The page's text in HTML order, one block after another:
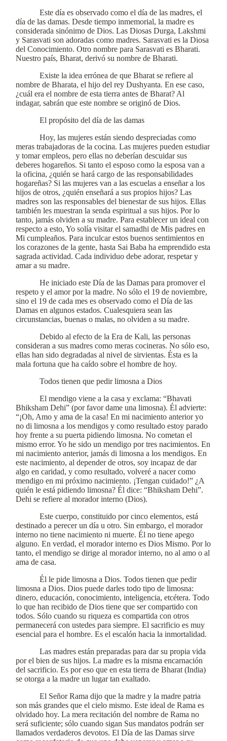
Este día es observado como el día de las madres, el
día de las damas. Desde tiempo inmemorial, la madre es
considerada sinónimo de Dios. Las Diosas Durga, Lakshmi
y Sarasvati son adoradas como madres. Sarasvati es la Diosa
del Conocimiento. Otro nombre para Sarasvati es Bharati.
Nuestro país, Bharat, derivó su nombre de Bharati.
Existe la idea errónea de que Bharat se refiere al
nombre de Bharata, el hijo del rey Dushyanta. En ese caso,
¿cuál era el nombre de esta tierra antes de Bharat? Al
indagar, sabrán que este nombre se originó de Dios.
El propósito del día de las damas
Hoy, las mujeres están siendo despreciadas como
meras trabajadoras de la cocina. Las mujeres pueden estudiar
y tomar empleos, pero ellas no deberían descuidar sus
deberes hogareños. Si tanto el esposo como la esposa van a
la oficina, ¿quién se hará cargo de las responsabilidades
hogareñas? Si las mujeres van a las escuelas a enseñar a los
hijos de otros, ¿quién enseñará a sus propios hijos? Las
madres son las responsables del bienestar de sus hijos. Ellas
también les muestran la senda espiritual a sus hijos. Por lo
tanto, jamás olviden a su madre. Para establecer un ideal con
respecto a esto, Yo solía visitar el samadhi de Mis padres en
Mi cumpleaños. Para inculcar estos buenos sentimientos en
los corazones de la gente, hasta Sai Baba ha emprendido esta
sagrada actividad. Cada individuo debe adorar, respetar y
amar a su madre.
He iniciado este Día de las Damas para promover el
respeto y el amor por la madre. No sólo el 19 de noviembre,
sino el 19 de cada mes es observado como el Día de las
Damas en algunos estados. Cualesquiera sean las
circunstancias, buenas o malas, no olviden a su madre.
Debido al efecto de la Era de Kali, las personas
consideran a sus madres como meras cocineras. No sólo eso,
ellas han sido degradadas al nivel de sirvientas. Ésta es la
mala fortuna que ha caído sobre el hombre de hoy.
Todos tienen que pedir limosna a Dios
El mendigo viene a la casa y exclama: “Bhavati
Bhiksham Dehi” (por favor dame una limosna). Él advierte:
“¡Oh, Amo y ama de la casa! En mi nacimiento anterior yo
no di limosna a los mendigos y como resultado estoy parado
hoy frente a su puerta pidiendo limosna. No cometan el
mismo error. Yo he sido un mendigo por tres nacimientos. En
mi nacimiento anterior, jamás di limosna a los mendigos. En
este nacimiento, al depender de otros, soy incapaz de dar
algo en caridad, y como resultado, volveré a nacer como
mendigo en mi próximo nacimiento. ¡Tengan cuidado!” ¿A
quién le está pidiendo limosna? Él dice: “Bhiksham Dehi”.
Dehi se refiere al morador interno (Dios).
Este cuerpo, constituido por cinco elementos, está
destinado a perecer un día u otro. Sin embargo, el morador
interno no tiene nacimiento ni muerte. Él no tiene apego
alguno. En verdad, el morador interno es Dios Mismo. Por lo
tanto, el mendigo se dirige al morador interno, no al amo o al
ama de casa.
Él le pide limosna a Dios. Todos tienen que pedir
limosna a Dios. Dios puede darles todo tipo de limosna:
dinero, educación, conocimiento, inteligencia, etcétera. Todo
lo que han recibido de Dios tiene que ser compartido con
todos. Sólo cuando su riqueza es compartida con otros
permanecerá con ustedes para siempre. El sacrificio es muy
esencial para el hombre. Es el escalón hacia la inmortalidad.
Las madres están preparadas para dar su propia vida
por el bien de sus hijos. La madre es la misma encarnación
del sacrificio. Es por eso que en esta tierra de Bharat (India)
se otorga a la madre un lugar tan exaltado.
El Señor Rama dijo que la madre y la madre patria
son más grandes que el cielo mismo. Este ideal de Rama es
olvidado hoy. La mera recitación del nombre de Rama no
será suficiente; sólo cuando sigan Sus mandatos podrán ser
llamados verdaderos devotos. El Día de las Damas sirve